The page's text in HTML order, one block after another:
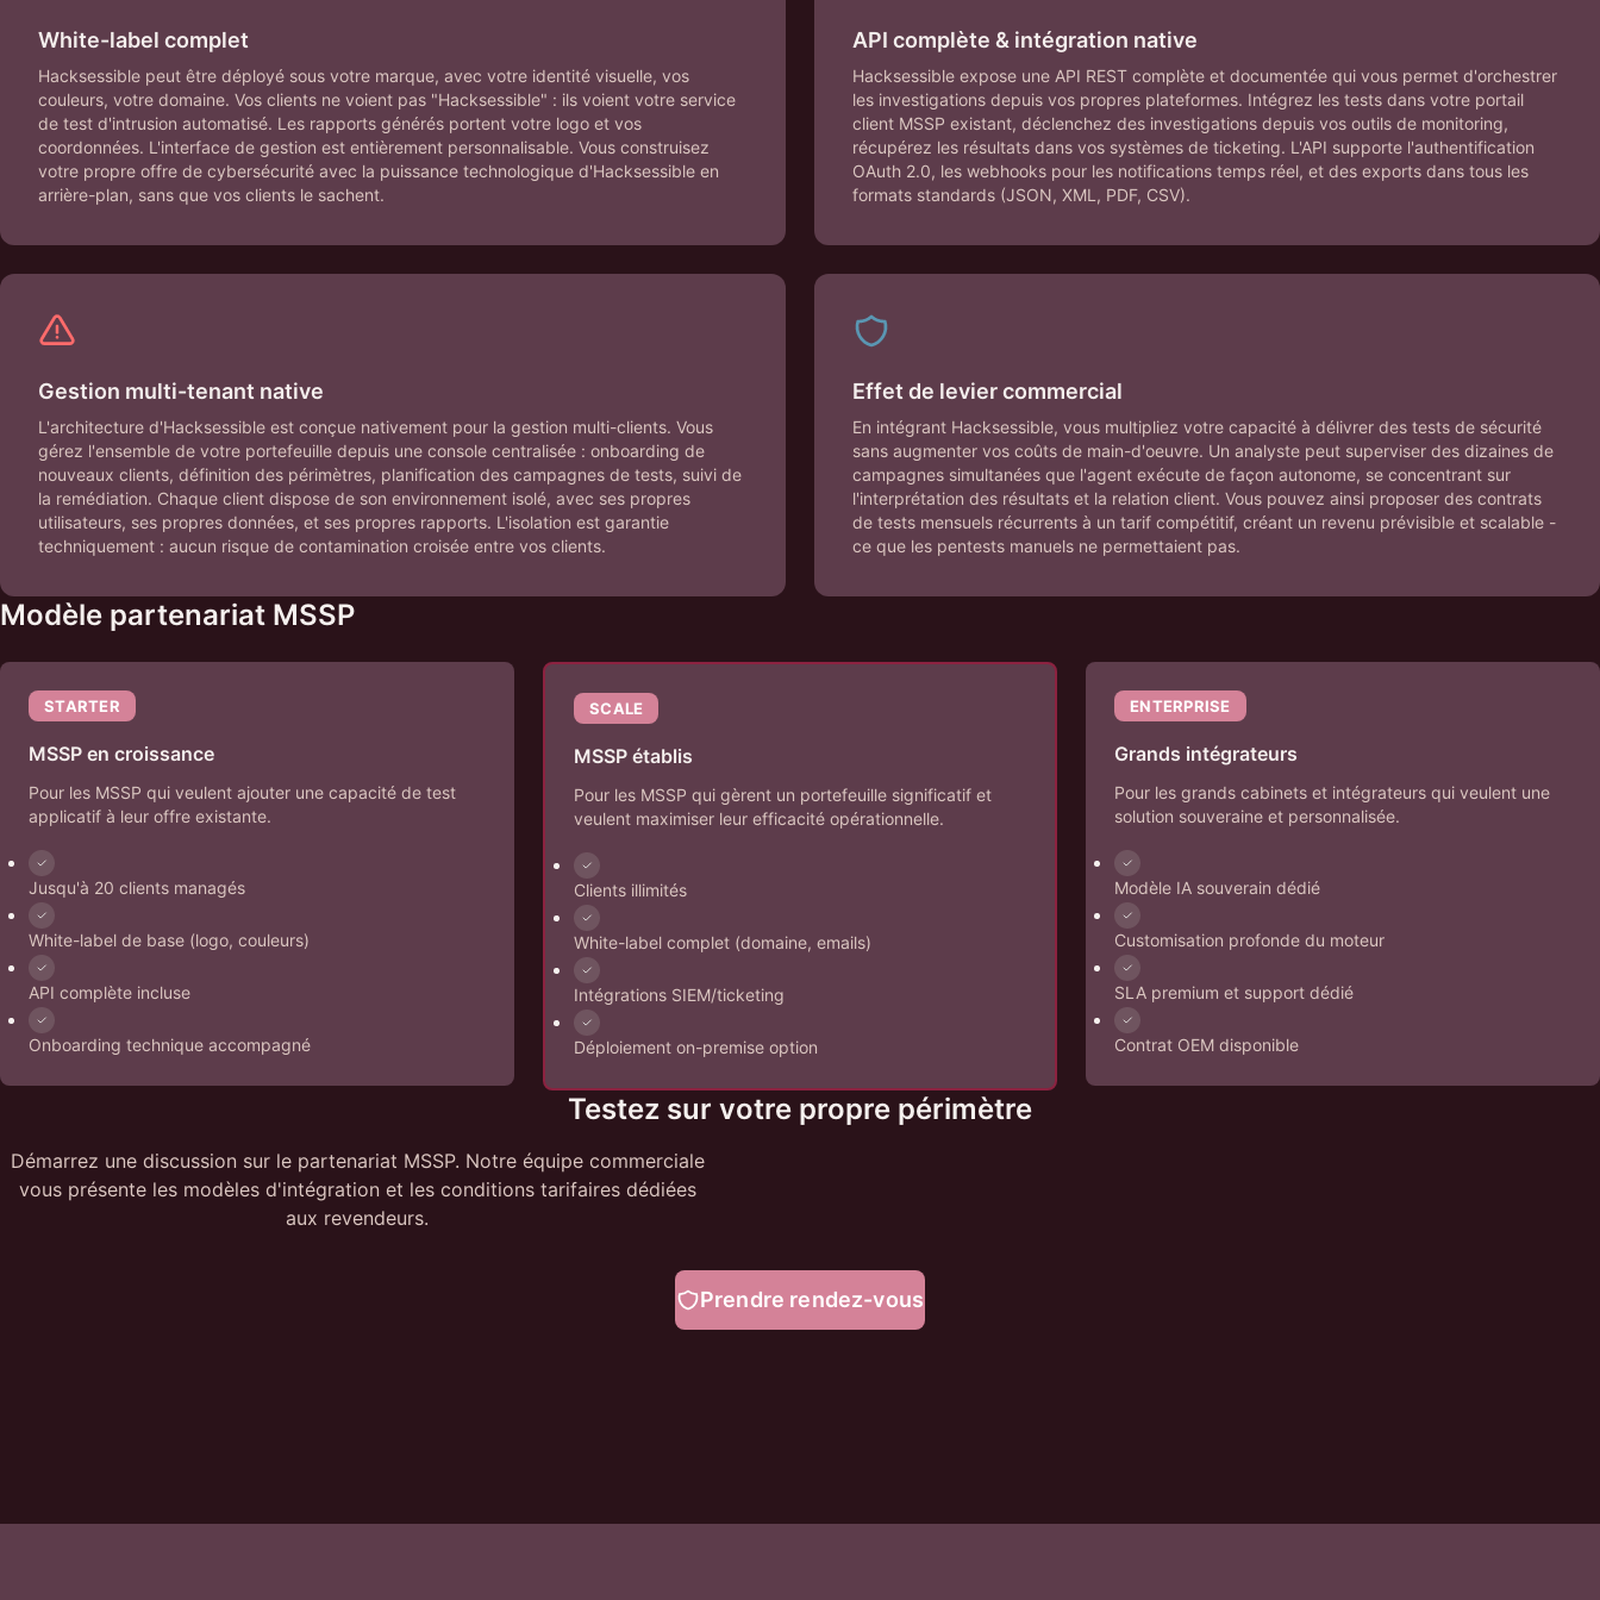
White-label complet
Hacksessible peut être déployé sous votre marque, avec votre identité visuelle, vos
couleurs, votre domaine. Vos clients ne voient pas "Hacksessible" : ils voient votre service
de test d'intrusion automatisé. Les rapports générés portent votre logo et vos
coordonnées. L'interface de gestion est entièrement personnalisable. Vous construisez
votre propre offre de cybersécurité avec la puissance technologique d'Hacksessible en
arrière-plan, sans que vos clients le sachent.
API complète & intégration native
Hacksessible expose une API REST complète et documentée qui vous permet d'orchestrer
les investigations depuis vos propres plateformes. Intégrez les tests dans votre portail
client MSSP existant, déclenchez des investigations depuis vos outils de monitoring,
récupérez les résultats dans vos systèmes de ticketing. L'API supporte l'authentification
OAuth 2.0, les webhooks pour les notifications temps réel, et des exports dans tous les
formats standards (JSON, XML, PDF, CSV).
Gestion multi-tenant native
L'architecture d'Hacksessible est conçue nativement pour la gestion multi-clients. Vous
gérez l'ensemble de votre portefeuille depuis une console centralisée : onboarding de
nouveaux clients, définition des périmètres, planification des campagnes de tests, suivi de
la remédiation. Chaque client dispose de son environnement isolé, avec ses propres
utilisateurs, ses propres données, et ses propres rapports. L'isolation est garantie
techniquement : aucun risque de contamination croisée entre vos clients.
Effet de levier commercial
En intégrant Hacksessible, vous multipliez votre capacité à délivrer des tests de sécurité
sans augmenter vos coûts de main-d'oeuvre. Un analyste peut superviser des dizaines de
campagnes simultanées que l'agent exécute de façon autonome, se concentrant sur
l'interprétation des résultats et la relation client. Vous pouvez ainsi proposer des contrats
de tests mensuels récurrents à un tarif compétitif, créant un revenu prévisible et scalable -
ce que les pentests manuels ne permettaient pas.
Modèle partenariat MSSP
STARTER
MSSP en croissance
Pour les MSSP qui veulent ajouter une capacité de test
applicatif à leur offre existante.
Jusqu'à 20 clients managés
White-label de base (logo, couleurs)
API complète incluse
Onboarding technique accompagné
SCALE
MSSP établis
Pour les MSSP qui gèrent un portefeuille significatif et
veulent maximiser leur efficacité opérationnelle.
Clients illimités
White-label complet (domaine, emails)
Intégrations SIEM/ticketing
Déploiement on-premise option
ENTERPRISE
Grands intégrateurs
Pour les grands cabinets et intégrateurs qui veulent une
solution souveraine et personnalisée.
Modèle IA souverain dédié
Customisation profonde du moteur
SLA premium et support dédié
Contrat OEM disponible
Testez sur votre propre périmètre
Démarrez une discussion sur le partenariat MSSP. Notre équipe commerciale
vous présente les modèles d'intégration et les conditions tarifaires dédiées
aux revendeurs.
Prendre rendez-vous